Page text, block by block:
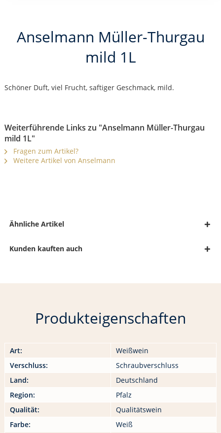
Anselmann Müller-Thurgau
mild 1L
Schöner Duft, viel Frucht, saftiger Geschmack, mild.
Weiterführende Links zu "Anselmann Müller-Thurgau
mild 1L"
Fragen zum Artikel?
Weitere Artikel von Anselmann
Ähnliche Artikel
Kunden kauften auch
Produkteigenschaften
Art:
Weißwein
Verschluss:
Schraubverschluss
Land:
Deutschland
Region:
Pfalz
Qualität:
Qualitätswein
Farbe:
Weiß